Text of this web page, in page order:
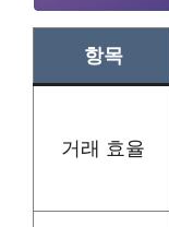
항목
거래 효율